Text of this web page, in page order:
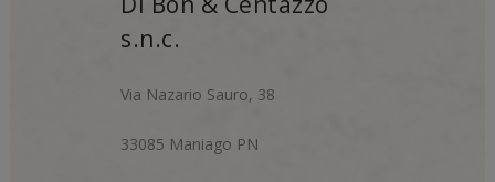
s.n.c.
Via Nazario Sauro, 38
33085 Maniago PN